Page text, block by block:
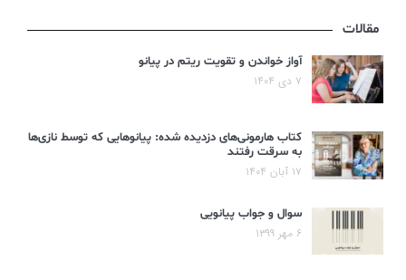
مقالات
آواز خواندن و تقویت ریتم در پیانو
۷ دی ۱۴۰۴
کتاب هارمونی‌های دزدیده شده: پیانوهایی که توسط نازی‌ها
به سرقت رفتند
۱۷ آبان ۱۴۰۴
سوال و جواب پیانویی
۶ مهر ۱۳۹۹